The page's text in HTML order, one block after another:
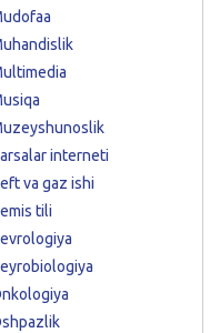
interneti
va gaz ishi
tili